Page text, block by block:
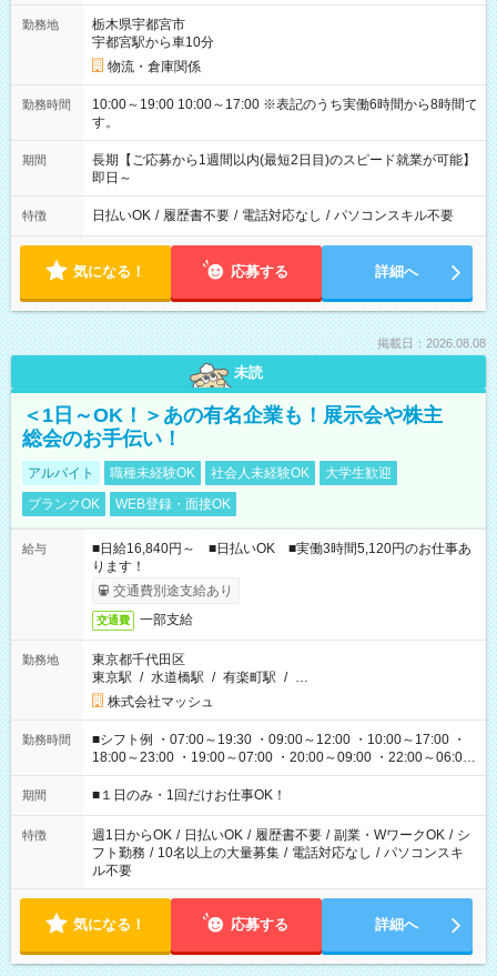
勤務地
栃木県宇都宮市
宇都宮駅から車10分
物流・倉庫関係
勤務時間
10:00～19:00 10:00～17:00 ※表記のうち実働6時間から8時間で
す。
期間
長期【ご応募から1週間以内(最短2日目)のスピード就業が可能】
即日～
特徴 日払いOK / 履歴書不要 / 電話対応なし / パソコンスキル不要
気になる！ 応募する 詳細へ
掲載日：2026.08.08
未読
＜1日～OK！＞あの有名企業も！展示会や株主
総会のお手伝い！
アルバイト 職種未経験OK 社会人未経験OK
大学生歓迎
ブランクOK
WEB登録・面接OK
給与
■日給16,840円～ ■日払いOK ■実働3時間5,120円のお仕事あ
ります！
交通費別途支給あり
交通費 一部支給
勤務地
東京都千代田区
東京駅 / 水道橋駅 / 有楽町駅 / …
株式会社マッシュ
勤務時間
■シフト例 ・07:00～19:30 ・09:00～12:00 ・10:00～17:00 ・
18:00～23:00 ・19:00～07:00 ・20:00～09:00 ・22:00～06:00
etc ★最短で3時間で5,120円のお仕事から 15時間で2万円近く稼
げるお仕事も！ ご希望のお時間に合わせてご紹介！ ※シフトは
ください！
期間 ■１日のみ・1回だけお仕事OK！
特徴 週1日からOK / 日払いOK / 履歴書不要 / 副業・WワークOK / シ
フト勤務 / 10名以上の大量募集 / 電話対応なし / パソコンスキ
ル不要
気になる！ 応募する 詳細へ